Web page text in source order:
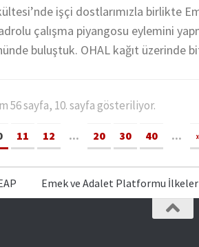
işçi dostlarımızla birlikte
çalışma piyangosu eylemini
buluştuk. OHAL kağıt üzerinde
56 sayfa, 10. sayfa gösteriliyor.
11 12 ... 20 30 40 ...
Emek ve Adalet Platformu